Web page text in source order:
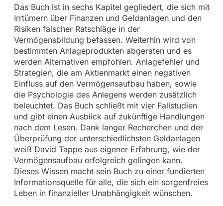
Das Buch ist in sechs Kapitel gegliedert, die sich mit
Irrtümern über Finanzen und Geldanlagen und den
Risiken falscher Ratschläge in der
Vermögensbildung befassen. Weiterhin wird von
bestimmten Anlageprodukten abgeraten und es
werden Alternativen empfohlen. Anlagefehler und
Strategien, die am Aktienmarkt einen negativen
Einfluss auf den Vermögensaufbau haben, sowie
die Psychologie des Anlegens werden zusätzlich
beleuchtet. Das Buch schließt mit vier Fallstudien
und gibt einen Ausblick auf zukünftige Handlungen
nach dem Lesen. Dank langer Recherchen und der
Überprüfung der unterschiedlichsten Geldanlagen
weiß David Tappe aus eigener Erfahrung, wie der
Vermögensaufbau erfolgreich gelingen kann.
Dieses Wissen macht sein Buch zu einer fundierten
Informationsquelle für alle, die sich ein sorgenfreies
Leben in finanzieller Unabhängigkeit wünschen.